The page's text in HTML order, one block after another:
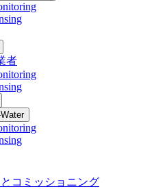
者
コミッショニング